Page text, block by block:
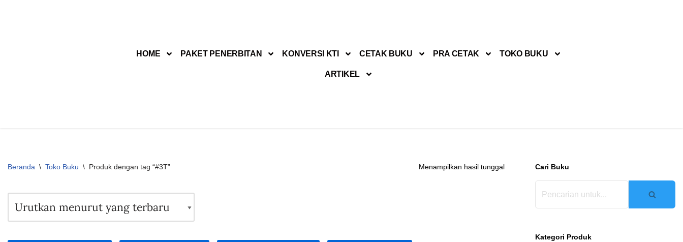
HOME PAKET PENERBITAN KONVERSI KTI CETAK BUKU PRA CETAK TOKO BUKU
ARTIKEL
Beranda \ Toko Buku \ Produk dengan tag “#3T” Menampilkan hasil tunggal Cari Buku
Kategori Produk